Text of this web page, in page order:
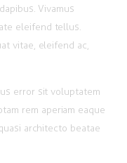
Vivamus
eleifend tellus.
vitae, eleifend ac,
error sit voluptatem
rem aperiam eaque
architecto beatae